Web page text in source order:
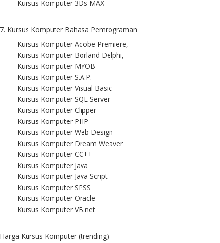
Kursus Komputer 3Ds MAX
7. Kursus Komputer Bahasa Pemrograman
Kursus Komputer Adobe Premiere,
Kursus Komputer Borland Delphi,
Kursus Komputer MYOB
Kursus Komputer S.A.P.
Kursus Komputer Visual Basic
Kursus Komputer SQL Server
Kursus Komputer Clipper
Kursus Komputer PHP
Kursus Komputer Web Design
Kursus Komputer Dream Weaver
Kursus Komputer CC++
Kursus Komputer Java
Kursus Komputer Java Script
Kursus Komputer SPSS
Kursus Komputer Oracle
Kursus Komputer VB.net
Harga Kursus Komputer (trending)